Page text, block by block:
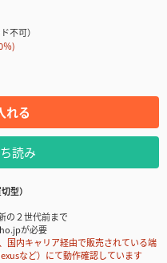
不可）
％)
れる
読み
型）
の２世代前まで
が必要
内キャリア経由で販売されている端
など）にて動作確認しています